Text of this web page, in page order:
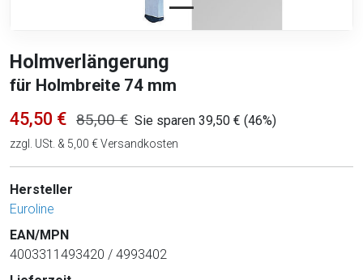
Holmverlängerung
für Holmbreite 74 mm
45,50 € 85,00 € Sie sparen 39,50 € (46%)
zzgl. USt. & 5,00 € Versandkosten
Hersteller
Euroline
EAN/MPN
4003311493420 / 4993402